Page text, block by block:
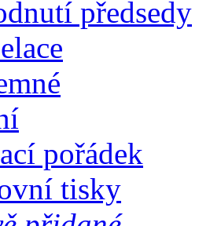
předsedy
pořádek
tisky